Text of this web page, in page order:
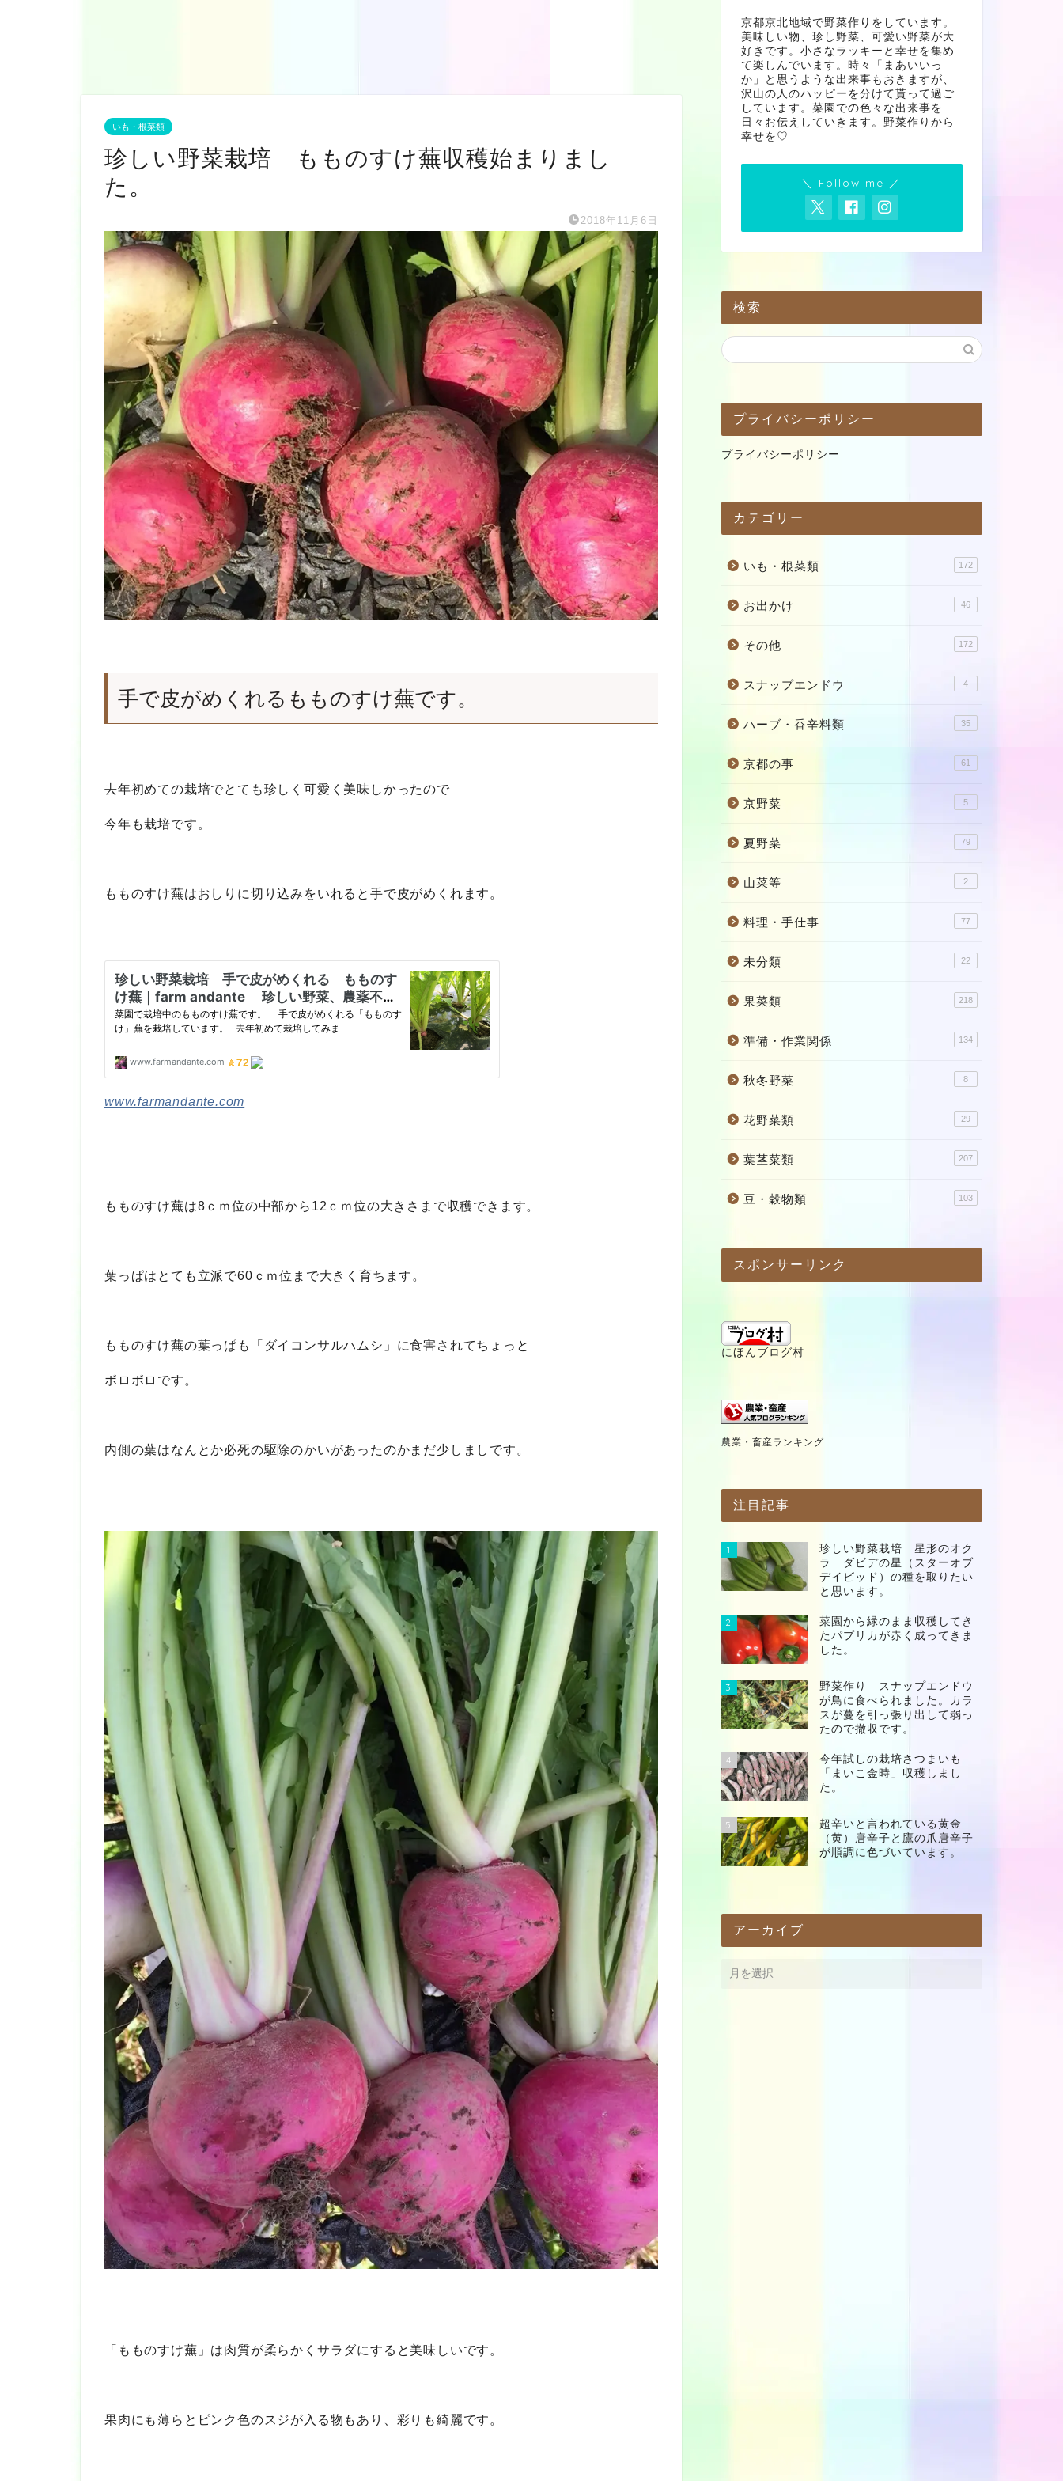
いも・根菜類
珍しい野菜栽培 もものすけ蕪収穫始まりまし
た。
2018年11月6日
手で皮がめくれるもものすけ蕪です。
去年初めての栽培でとても珍しく可愛く美味しかったので
今年も栽培です。
もものすけ蕪はおしりに切り込みをいれると手で皮がめくれます。
www.farmandante.com
もものすけ蕪は8ｃｍ位の中部から12ｃｍ位の大きさまで収穫できます。
葉っぱはとても立派で60ｃｍ位まで大きく育ちます。
もものすけ蕪の葉っぱも「ダイコンサルハムシ」に食害されてちょっと
ボロボロです。
内側の葉はなんとか必死の駆除のかいがあったのかまだ少しましです。
「もものすけ蕪」は肉質が柔らかくサラダにすると美味しいです。
果肉にも薄らとピンク色のスジが入る物もあり、彩りも綺麗です。
京都京北地域で野菜作りをしています。
美味しい物、珍し野菜、可愛い野菜が大
好きです。小さなラッキーと幸せを集め
て楽しんでいます。時々「まあいいっ
か」と思うような出来事もおきますが、
沢山の人のハッピーを分けて貰って過ご
しています。菜園での色々な出来事を
日々お伝えしていきます。野菜作りから
幸せを♡
＼ Follow me ／
検索
プライバシーポリシー
プライバシーポリシー
カテゴリー
いも・根菜類 172
お出かけ 46
その他 172
スナップエンドウ 4
ハーブ・香辛料類 35
京都の事 61
京野菜 5
夏野菜 79
山菜等 2
料理・手仕事 77
未分類 22
果菜類 218
準備・作業関係 134
秋冬野菜 8
花野菜類 29
葉茎菜類 207
豆・穀物類 103
スポンサーリンク
にほんブログ村
農業・畜産ランキング
注目記事
1
珍しい野菜栽培 星形のオク
ラ ダビデの星（スターオブ
デイビッド）の種を取りたい
と思います。
2
菜園から緑のまま収穫してき
たパプリカが赤く成ってきま
した。
3
野菜作り スナップエンドウ
が鳥に食べられました。カラ
スが蔓を引っ張り出して弱っ
たので撤収です。
4
今年試しの栽培さつまいも
「まいこ金時」収穫しまし
た。
5
超辛いと言われている黄金
（黄）唐辛子と鷹の爪唐辛子
が順調に色づいています。
アーカイブ